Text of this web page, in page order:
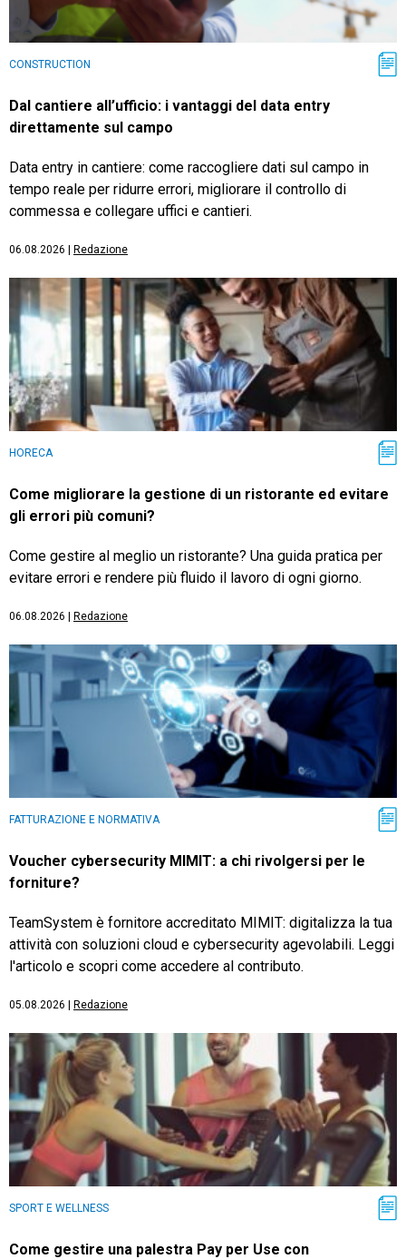
CONSTRUCTION
Dal cantiere all’ufficio: i vantaggi del data entry
direttamente sul campo
Data entry in cantiere: come raccogliere dati sul campo in
tempo reale per ridurre errori, migliorare il controllo di
commessa e collegare uffici e cantieri.
06.08.2026 Redazione
HORECA
Come migliorare la gestione di un ristorante ed evitare
gli errori più comuni?
Come gestire al meglio un ristorante? Una guida pratica per
evitare errori e rendere più fluido il lavoro di ogni giorno.
06.08.2026 Redazione
FATTURAZIONE E NORMATIVA
Voucher cybersecurity MIMIT: a chi rivolgersi per le
forniture?
TeamSystem è fornitore accreditato MIMIT: digitalizza la tua
attività con soluzioni cloud e cybersecurity agevolabili. Leggi
l'articolo e scopri come accedere al contributo.
05.08.2026 Redazione
SPORT E WELLNESS
Come gestire una palestra Pay per Use con